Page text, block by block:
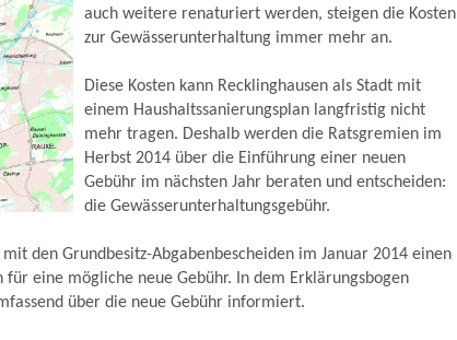
auch weitere renaturiert werden, steigen die Kosten
zur Gewässerunterhaltung immer mehr an.
Diese Kosten kann Recklinghausen als Stadt mit
einem Haushaltssanierungsplan langfristig nicht
mehr tragen. Deshalb werden die Ratsgremien im
Herbst 2014 über die Einführung einer neuen
Gebühr im nächsten Jahr beraten und entscheiden:
die Gewässerunterhaltungsgebühr.
den Grundbesitz-Abgabenbescheiden im Januar 2014 einen
eine mögliche neue Gebühr. In dem Erklärungsbogen
über die neue Gebühr informiert.